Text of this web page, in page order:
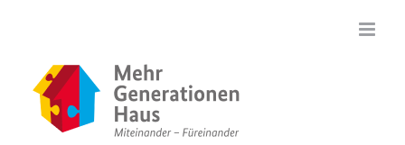
springen